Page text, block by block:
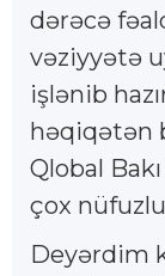
dərəcə
vəziyyətə
işlənib
həqiqətən
Qlobal
çox
Deyərdim